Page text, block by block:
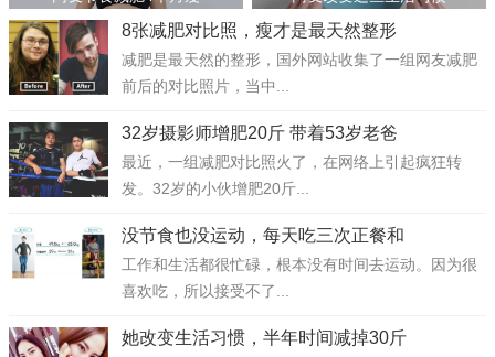
8张减肥对比照，瘦才是最天然整形
减肥是最天然的整形，国外网站收集了一组网友减肥
前后的对比照片，当中...
32岁摄影师增肥20斤 带着53岁老爸
最近，一组减肥对比照火了，在网络上引起疯狂转
发。32岁的小伙增肥20斤...
没节食也没运动，每天吃三次正餐和
工作和生活都很忙碌，根本没有时间去运动。因为很
喜欢吃，所以接受不了...
她改变生活习惯，半年时间减掉30斤